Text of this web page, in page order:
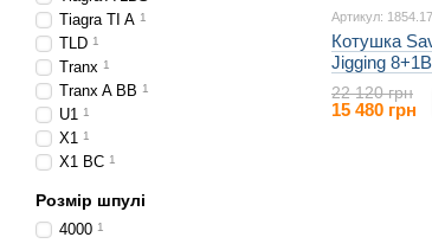
Артикул:
Котушка
Jigging
22 120 грн
15 480 грн
Tiagra TI A 1
TLD 1
Tranx 1
Tranx A BB 1
U1 1
X1 1
X1 BC 1
Розмір шпулі
4000 1